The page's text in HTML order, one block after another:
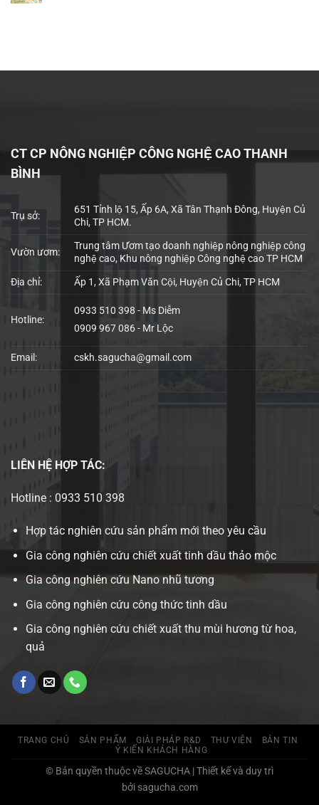
CT CP NÔNG NGHIỆP CÔNG NGHỆ CAO THANH
BÌNH
Trụ sở:
651 Tỉnh lộ 15, Ấp 6A, Xã Tân Thạnh Đông, Huyện Củ
Chi, TP HCM.
Vườn ươm:
Trung tâm Ươm tạo doanh nghiệp nông nghiệp công
nghệ cao, Khu nông nghiệp Công nghệ cao TP HCM
Địa chỉ: Ấp 1, Xã Phạm Văn Cội, Huyện Củ Chi, TP HCM
Hotline:
0933 510 398 - Ms Diễm
0909 967 086 - Mr Lộc
Email: cskh.sagucha@gmail.com
LIÊN HỆ HỢP TÁC:
Hotline : 0933 510 398
Hợp tác nghiên cứu sản phẩm mới theo yêu cầu
Gia công nghiên cứu chiết xuất tinh dầu thảo mộc
Gia công nghiên cứu Nano nhũ tương
Gia công nghiên cứu công thức tinh dầu
Gia công nghiên cứu chiết xuất thu mùi hương từ hoa,
quả
TRANG CHỦ SẢN PHẨM GIẢI PHÁP R&D THƯ VIỆN
BẢN TIN
Ý KIẾN KHÁCH HÀNG
© Bản quyền thuộc về SAGUCHA | Thiết kế và duy trì
bởi sagucha.com